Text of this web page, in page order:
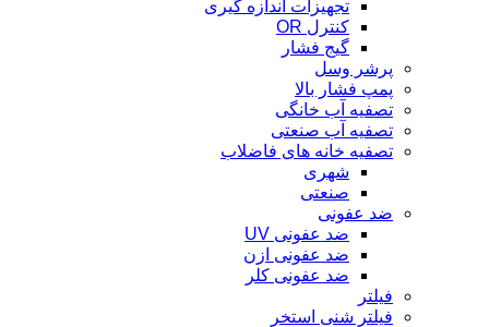
تجهیزات اندازه گیری
کنترل OR
گیج فشار
پرشر وسل
پمپ فشار بالا
تصفیه آب خانگی
تصفیه آب صنعتی
تصفیه خانه های فاضلاب
شهری
صنعتی
ضد عفونی
ضد عفونی UV
ضد عفونی ازن
ضد عفونی کلر
فیلتر
فیلتر شنی استخر